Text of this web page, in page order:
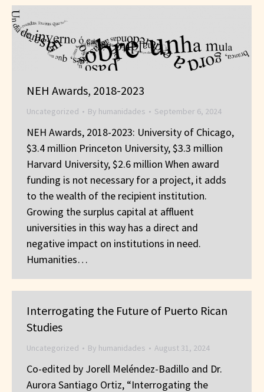
NEH Awards, 2018-2023
Uncategorized By humanidades September 6, 2024
NEH Awards, 2018-2023: University of Chicago,
$3.4 million Princeton University, $3.3 million
Harvard University, $2.6 million When award
funding is not necessary for a project, it adds
to the wealth of the recipient institution.
Growing the surplus capital at affluent
universities in this way has a direct and
negative impact on institutions in need.
Humanities…
Interrogating the Future of Puerto Rican
Studies
Uncategorized By humanidades August 31, 2024
Co-edited by Jorell Meléndez-Badillo and Dr.
Aurora Santiago Ortiz, “Interrogating the